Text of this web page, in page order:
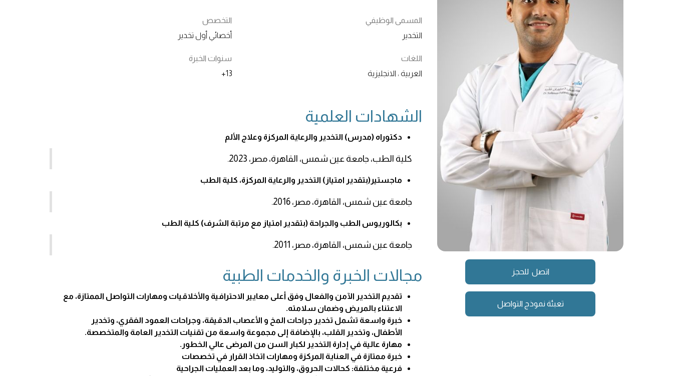
اتصل للحجز
تعبئة نموذج التواصل
المسمى الوظيفي
التخدير
التخصص
أخصائي أول تخدير
اللغات
العربية ، الانجليزية
سنوات الخبرة
13+
الشهادات العلمية
دكتوراه (مدرس) التخدير والرعاية المركزة وعلاج الألم
كلية الطب، جامعة عين شمس، القاهرة، مصر، 2023.
ماجستير(بتقدير امتياز) التخدير والرعاية المركزة، كلية الطب
جامعة عين شمس، القاهرة، مصر، 2016.
بكالوريوس الطب والجراحة (بتقدير امتياز مع مرتبة الشرف) كلية الطب
جامعة عين شمس، القاهرة، مصر، 2011.
مجالات الخبرة والخدمات الطبية
تقديم التخدير الآمن والفعال وفق أعلى معايير الاحترافية والأخلاقيات ومهارات التواصل الممتازة، مع
الاعتناء بالمريض وضمان سلامته.
خبرة واسعة تشمل تخدير جراحات المخ و الأعصاب الدقيقة، وجراحات العمود الفقري، وتخدير
الأطفال، وتخدير القلب، بالإضافة إلى مجموعة واسعة من تقنيات التخدير العامة والمتخصصة.
مهارة عالية في إدارة التخدير لكبار السن من المرضى عالي الخطور.
خبرة ممتازة في العناية المركزة ومهارات اتخاذ القرار في تخصصات
فرعية مختلفة: كحالات الحروق، والتوليد، وما بعد العمليات الجراحية